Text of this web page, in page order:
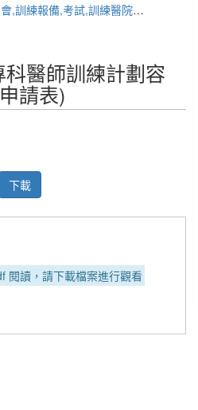
練報備,考試,訓練醫院,章程,證書展延)
醫師訓練計劃容
請表)
下載
閱讀，請下載檔案進行觀看